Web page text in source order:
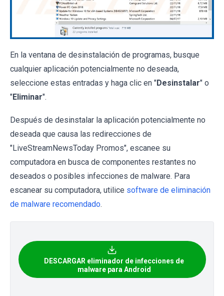
En la ventana de desinstalación de programas, busque
cualquier aplicación potencialmente no deseada,
seleccione estas entradas y haga clic en "Desinstalar" o
"Eliminar".
Después de desinstalar la aplicación potencialmente no
deseada que causa las redirecciones de
"LiveStreamNewsToday Promos", escanee su
computadora en busca de componentes restantes no
deseados o posibles infecciones de malware. Para
escanear su computadora, utilice software de eliminación
de malware recomendado.
DESCARGAR eliminador de infecciones de
malware para Android